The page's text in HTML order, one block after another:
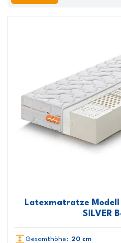
Latexmatratze Modell
SILVER
Gesamthöhe: 20 cm